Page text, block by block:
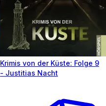
Krimis von der Küste: Folge 9
- Justitias Nacht